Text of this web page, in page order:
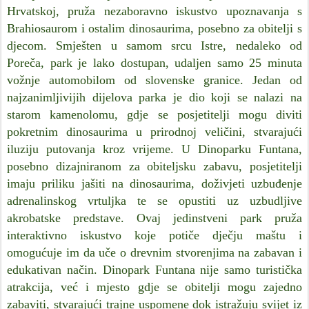
Hrvatskoj, pruža nezaboravno iskustvo upoznavanja s
Brahiosaurom i ostalim dinosaurima, posebno za obitelji s
djecom. Smješten u samom srcu Istre, nedaleko od
Poreča, park je lako dostupan, udaljen samo 25 minuta
vožnje automobilom od slovenske granice. Jedan od
najzanimljivijih dijelova parka je dio koji se nalazi na
starom kamenolomu, gdje se posjetitelji mogu diviti
pokretnim dinosaurima u prirodnoj veličini, stvarajući
iluziju putovanja kroz vrijeme. U Dinoparku Funtana,
posebno dizajniranom za obiteljsku zabavu, posjetitelji
imaju priliku jašiti na dinosaurima, doživjeti uzbuđenje
adrenalinskog vrtuljka te se opustiti uz uzbudljive
akrobatske predstave. Ovaj jedinstveni park pruža
interaktivno iskustvo koje potiče dječju maštu i
omogućuje im da uče o drevnim stvorenjima na zabavan i
edukativan način. Dinopark Funtana nije samo turistička
atrakcija, već i mjesto gdje se obitelji mogu zajedno
zabaviti, stvarajući trajne uspomene dok istražuju svijet iz